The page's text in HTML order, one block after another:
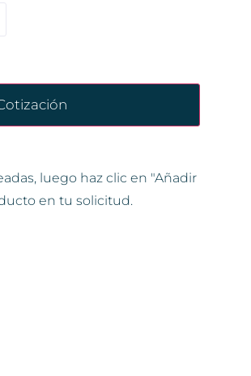
luego haz clic en "Añadir
en tu solicitud.